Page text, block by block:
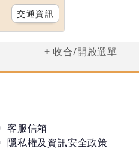
交通資訊
收合/開啟選單
客服信箱
隱私權及資訊安全政策